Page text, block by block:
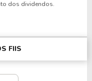
dos dividendos.
FIIS